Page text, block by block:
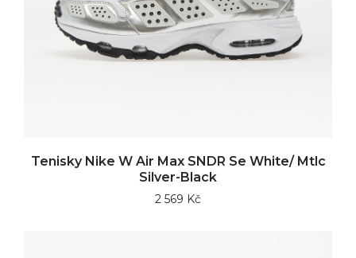
Tenisky Nike W Air Max SNDR Se White/ Mtlc
Silver-Black
2 569 Kč